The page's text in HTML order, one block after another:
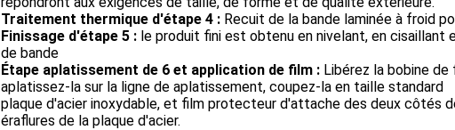
Traitement thermique d'étape 4 : Recuit de la bande laminée à froid
Finissage d'étape 5 : le produit fini est obtenu en nivelant, en
de bande
Étape aplatissement de 6 et application de film : Libérez la bobine
aplatissez-la sur la ligne de aplatissement, coupez-la en taille standard
plaque d'acier inoxydable, et film protecteur d'attache des deux côtés
éraflures de la plaque d'acier.